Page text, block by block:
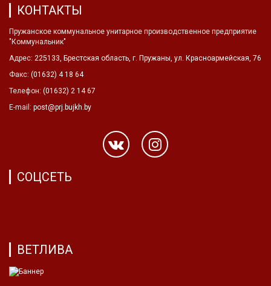
КОНТАКТЫ
Пружанское коммунальное унитарное производственное предприятие
"Коммунальник"
Адрес: 225133, Брестская область, г. Пружаны, ул. Красноармейская, 76
Факс: (01632) 4 18 64
Телефон: (01632) 2 14 67
E-mail: post@prj.bujkh.by
СОЦСЕТЬ
ВЕТЛИВА